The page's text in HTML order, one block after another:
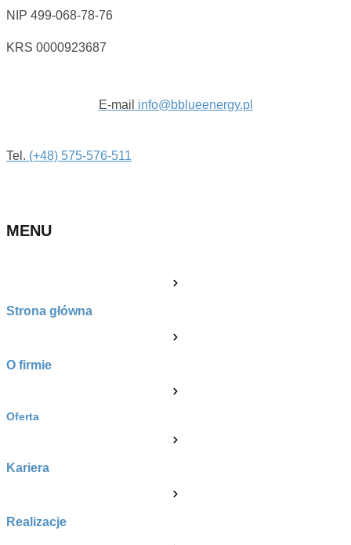
NIP 499-068-78-76
KRS 0000923687
E-mail info@bblueenergy.pl
Tel. (+48) 575-576-511
MENU
Strona główna
O firmie
Oferta
Kariera
Realizacje